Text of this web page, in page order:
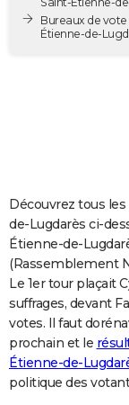
Alimentation
Guide de la santé
Maladies
Médicaments
Sommeil
VOYAGE
Destinations
City break
Voyage nature
Voyage de noces
Forum
Dictionnaire
Biographies
Citations
Expressions
Proverbes
PROGRAMME TV
COPAINS D'AVANT
S'inscrire
Se connecter
Lycées
Collèges
Primaires
Universités
Entreprises
Service militaire
Avis de recherche
AVIS DE DÉCÈS
FORUM
Bricolage
Lifestyle
Culture
Sport
Auto
Television
Voyage
Cinema
Bureaux de vote à Saint-
Étienne-de-
Découvrez tous
de-Lugdarès ci-
Étienne-de-
(Rassemblement
Le 1er tour plaçait
suffrages, devant
votes. Il faut
prochain et le
Étienne-de-
politique des